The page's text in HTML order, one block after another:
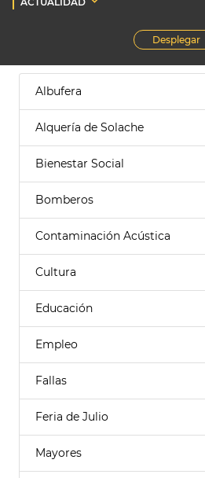
Desplegar
Albufera
Alquería de Solache
Bienestar Social
Bomberos
Contaminación Acústica
Cultura
Educación
Empleo
Fallas
Feria de Julio
Mayores